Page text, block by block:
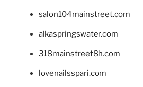
salon104mainstreet.com
alkaspringswater.com
318mainstreet8h.com
lovenailsspari.com